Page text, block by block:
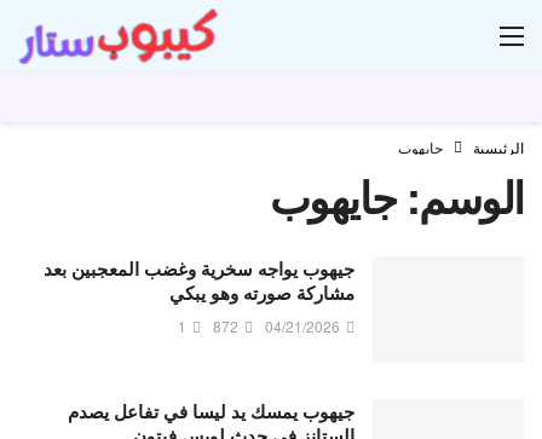
الرئيسية جايهوب
الوسم:جايهوب
جيهوب يواجه سخرية وغضب المعجبين بعد
مشاركة صورته وهو يبكي
04/21/2026
872
1
جيهوب يمسك يد ليسا في تفاعل يصدم